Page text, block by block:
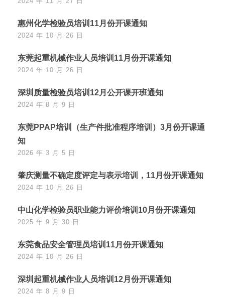
惠州化学检验员培训11月份开课通知
2024 年 10 月 26 日
东莞起重机械作业人员培训11月份开课通知
2024 年 10 月 26 日
深圳质量检验员培训12月公开课开班通知
2024 年 8 月 9 日
东莞PPAP培训（生产件批准程序培训）3月份开课通
知
2026 年 3 月 5 日
肇庆测量不确定度评定与表示培训，11月份开课通知
2024 年 10 月 26 日
中山化学检验员职业能力评价培训10月份开课通知
2025 年 9 月 30 日
东莞食品安全管理员培训11月份开课通知
2024 年 10 月 26 日
深圳起重机械作业人员培训12月份开课通知
2024 年 8 月 9 日